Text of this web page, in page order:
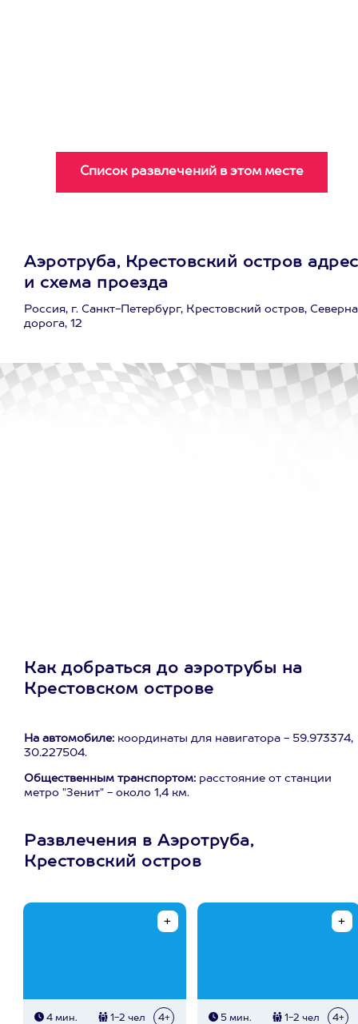
Аэротруба, Крестовский остров адрес
и схема проезда
Россия, г. Санкт-Петербург, Крестовский остров,
дорога, 12
Как добраться до аэротрубы на
Крестовском острове
На автомобиле: координаты для навигатора - 59.973374,
30.227504.
Общественным транспортом: расстояние от станции
метро "Зенит" - около 1,4 км.
Развлечения в Аэротруба,
Крестовский остров
4 мин. 1-2 чел 4+ 5 мин. 1-2 чел 4+